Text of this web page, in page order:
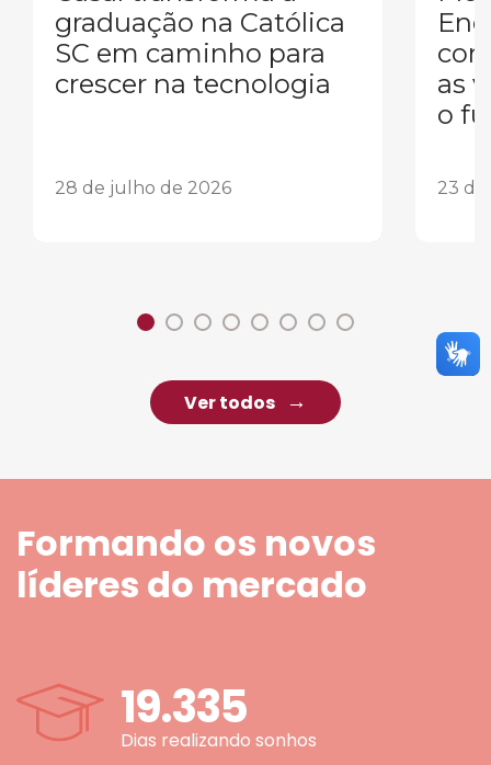
graduação na Católica
SC em caminho para
crescer na tecnologia
28 de julho de 2026
as
o
23
Ver todos
Formando os novos
líderes do mercado
19.335
Dias realizando sonhos